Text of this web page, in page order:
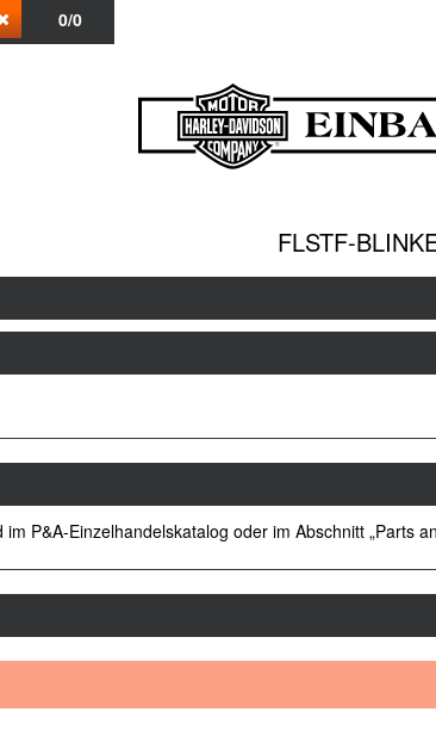
0/0
FLSTF-
P&A-Einzelhandelskatalog oder im Abschnitt